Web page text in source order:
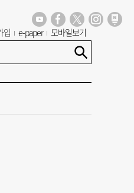
입 e-paper 모바일보기
점
교장 송치